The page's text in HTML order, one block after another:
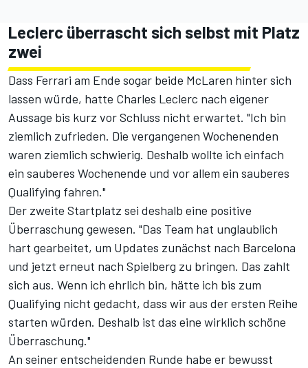
Leclerc überrascht sich selbst mit Platz
zwei
Dass Ferrari am Ende sogar beide McLaren hinter sich
lassen würde, hatte Charles Leclerc nach eigener
Aussage bis kurz vor Schluss nicht erwartet. "Ich bin
ziemlich zufrieden. Die vergangenen Wochenenden
waren ziemlich schwierig. Deshalb wollte ich einfach
ein sauberes Wochenende und vor allem ein sauberes
Qualifying fahren."
Der zweite Startplatz sei deshalb eine positive
Überraschung gewesen. "Das Team hat unglaublich
hart gearbeitet, um Updates zunächst nach Barcelona
und jetzt erneut nach Spielberg zu bringen. Das zahlt
sich aus. Wenn ich ehrlich bin, hätte ich bis zum
Qualifying nicht gedacht, dass wir aus der ersten Reihe
starten würden. Deshalb ist das eine wirklich schöne
Überraschung."
An seiner entscheidenden Runde habe er bewusst